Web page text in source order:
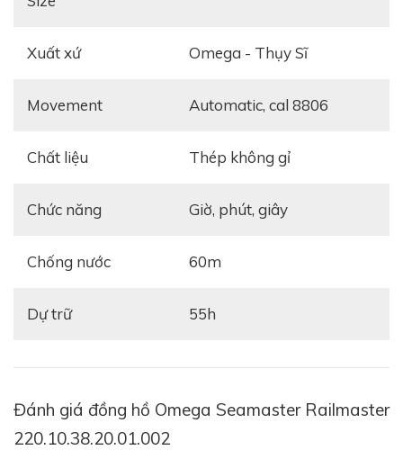
Đồng Hồ Omega Seamaster Railmaster
hạn, tất cả chỉ có 3.557 chiếc được sản xuất. Omega
nhớ đến một trong 3 chiếc đồng hồ cổ điển đã được
Xuất xứ Omega - Thụy Sĩ
Movement automatic, cal 8806
Chất liệu thép không gỉ
Chức năng giờ, phút, giây
Chống nước 60m
Dự trữ 55h
Đánh giá đồng hồ Omega Seamaster Railmaster
220.10.38.20.01.002